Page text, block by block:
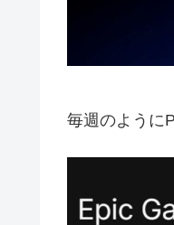
毎週のように